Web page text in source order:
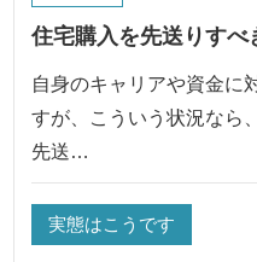
住宅購入を先送りすべ
自身のキャリアや資金に
すが、こういう状況なら
先送…
実態はこうです